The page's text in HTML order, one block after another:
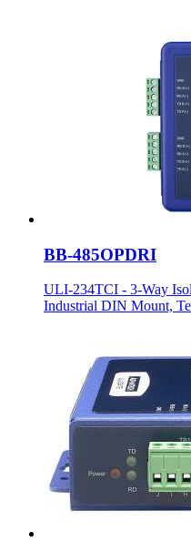
BB-485OPDRI
ULI-234TCI - 3-Way
Industrial DIN Mount,